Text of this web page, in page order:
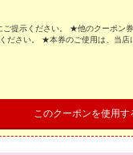
提示ください。 ★他のクーポン
ださい。 ★本券のご使用は、当
このクーポンを使用す